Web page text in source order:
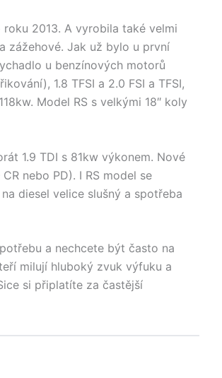
2013. A vyrobila také velmi
zážehové. Jak už bylo u první
u benzínových motorů
1.8 TFSI a 2.0 FSI a TFSI,
Model RS s velkými 18″ koly
1.9 TDI s 81kw výkonem. Nové
nebo PD). I RS model se
diesel velice slušný a spotřeba
a nechcete být často na
milují hluboký zvuk výfuku a
si připlatíte za častější